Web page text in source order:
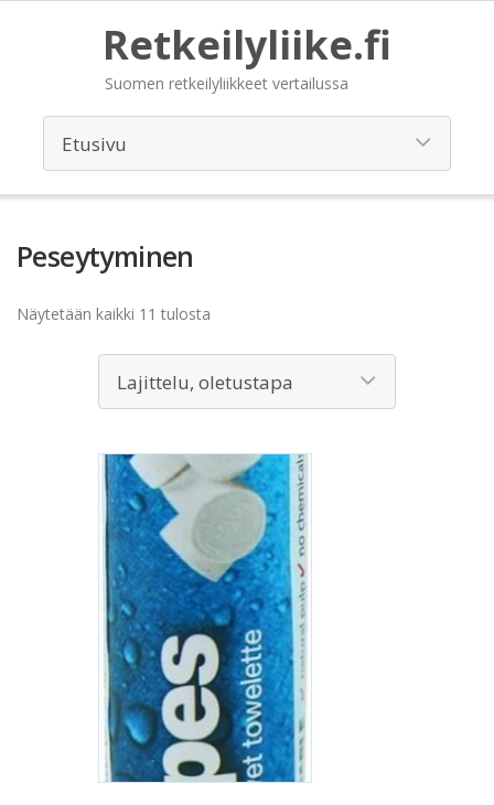
Retkeilyliike.fi
Suomen retkeilyliikkeet vertailussa
Peseytyminen
Näytetään kaikki 11 tulosta